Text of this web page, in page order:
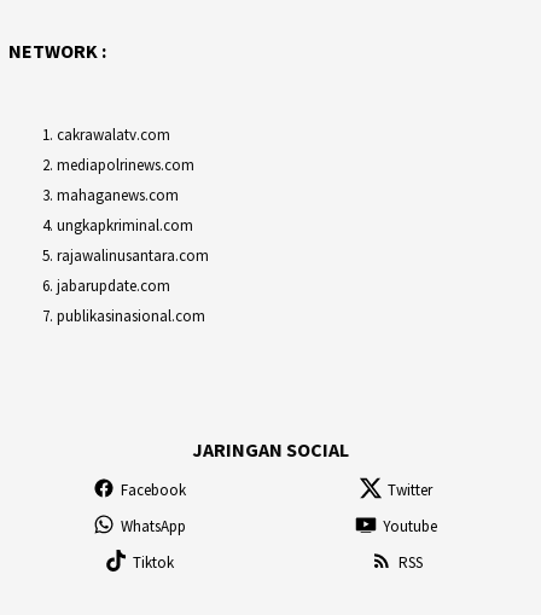
NETWORK :
cakrawalatv.com
mediapolrinews.com
mahaganews.com
ungkapkriminal.com
rajawalinusantara.com
jabarupdate.com
publikasinasional.com
JARINGAN SOCIAL
Facebook
Twitter
WhatsApp
Youtube
Tiktok
RSS